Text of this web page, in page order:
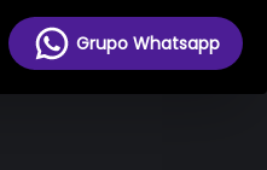
Grupo Whatsapp